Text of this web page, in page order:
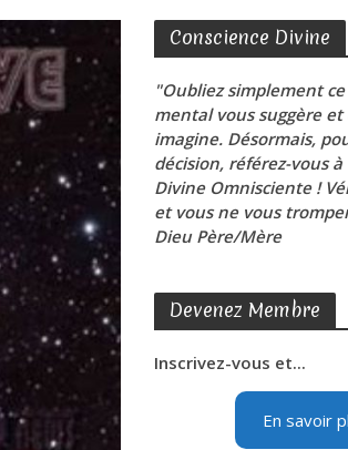
Conscience Divine
"Oubliez simplement
mental vous suggère
imagine. Désormais,
décision, référez-vous
Divine Omnisciente !
et vous ne vous
Dieu Père/Mère
Devenez Membre
Inscrivez-vous et...
En savoir